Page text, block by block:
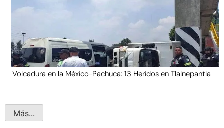
Volcadura en la México-Pachuca: 13 Heridos en Tlalnepantla
Más...